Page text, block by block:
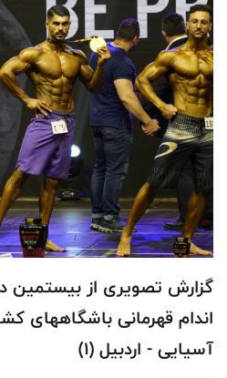
گزارش تصویری از بیستمین
اندام قهرمانی باشگاههای
آسیایی - اردبیل (1)